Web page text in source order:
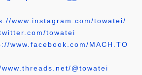
www.instagram.com/towatei/
towatei
www.facebook.com/MACH.TO
@towatei